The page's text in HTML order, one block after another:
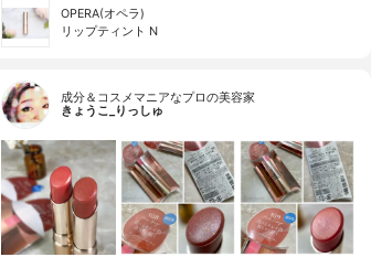
OPERA(オペラ)
リップティント N
成分＆コスメマニアなプロの美容家
きょうこ_りっしゅ